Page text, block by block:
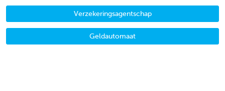
Verzekeringsagentschap
Geldautomaat